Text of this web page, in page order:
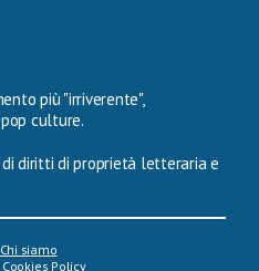
più "irriverente",
culture.
diritti di proprietà letteraria e
siamo
Policy